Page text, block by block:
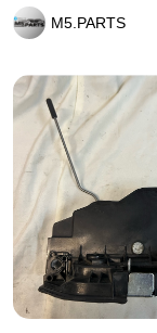
M5.PARTS